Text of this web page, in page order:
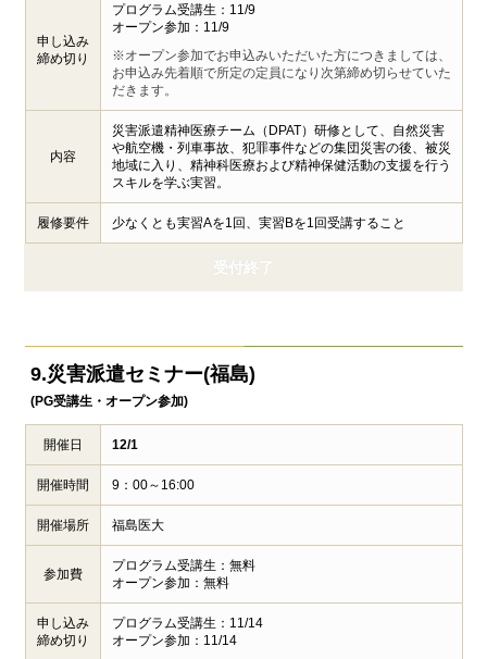
申し込み
締め切り
プログラム受講生：11/9
オープン参加：11/9
※オープン参加でお申込みいただいた方につきましては、
お申込み先着順で所定の定員になり次第締め切らせていた
だきます。
内容
災害派遣精神医療チーム（DPAT）研修として、自然災害
や航空機・列車事故、犯罪事件などの集団災害の後、被災
地域に入り、精神科医療および精神保健活動の支援を行う
スキルを学ぶ実習。
履修要件 少なくとも実習Aを1回、実習Bを1回受講すること
受付終了
9.災害派遣セミナー(福島)
(PG受講生・オープン参加)
開催日 12/1
開催時間 9：00～16:00
開催場所 福島医大
参加費
プログラム受講生：無料
オープン参加：無料
申し込み
締め切り
プログラム受講生：11/14
オープン参加：11/14